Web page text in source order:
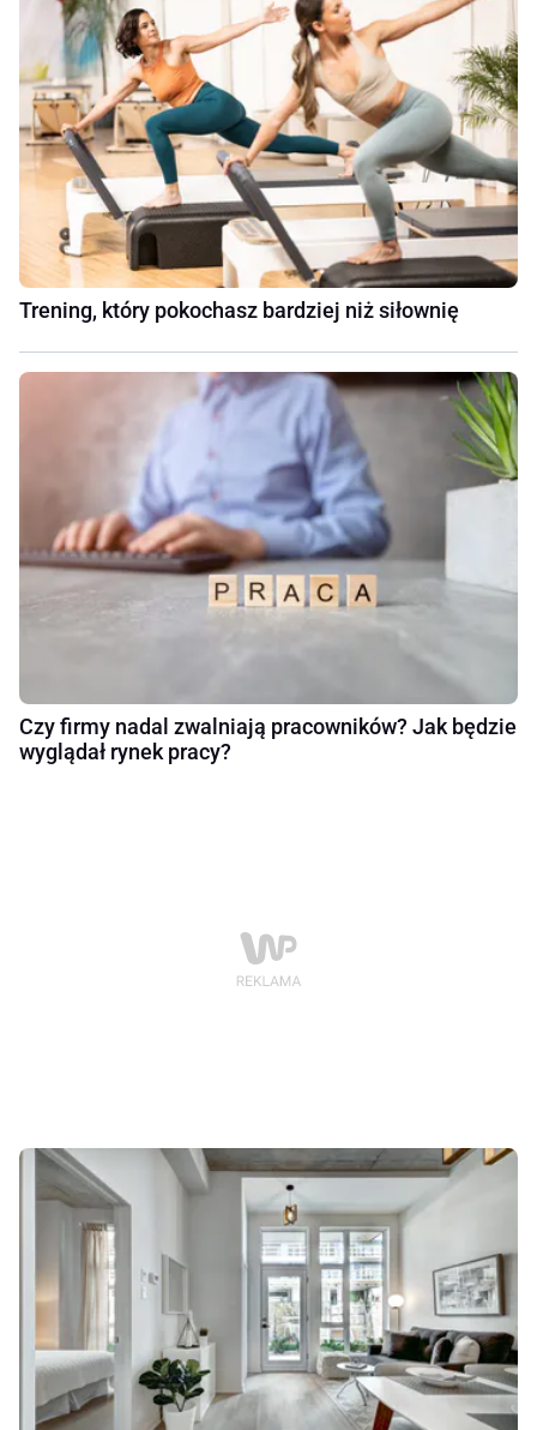
Trening, który pokochasz bardziej niż siłownię
Czy firmy nadal zwalniają pracowników? Jak będzie
wyglądał rynek pracy?